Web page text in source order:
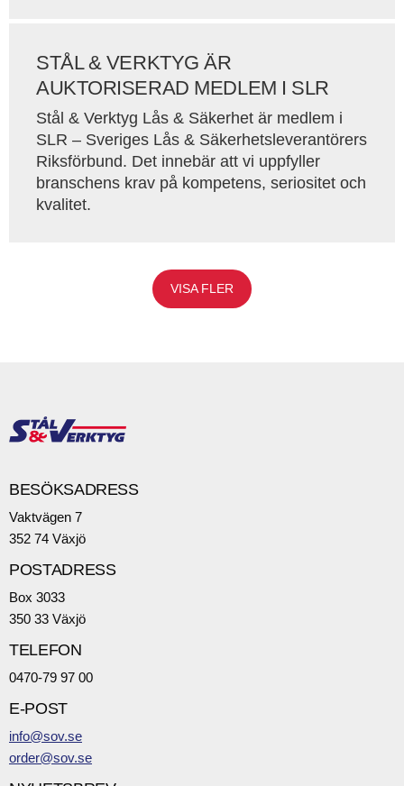
STÅL & VERKTYG ÄR
AUKTORISERAD MEDLEM I SLR
Stål & Verktyg Lås & Säkerhet är medlem i
SLR – Sveriges Lås & Säkerhetsleverantörers
Riksförbund. Det innebär att vi uppfyller
branschens krav på kompetens, seriositet och
kvalitet.
VISA FLER
BESÖKSADRESS
Vaktvägen 7
352 74 Växjö
POSTADRESS
Box 3033
350 33 Växjö
TELEFON
0470-79 97 00
E-POST
info@sov.se
order@sov.se